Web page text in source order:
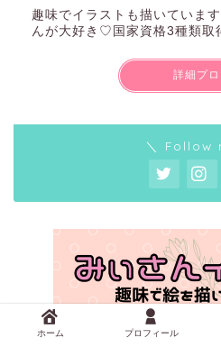
趣味でイラストも描いていま
んが大好き♡国家資格3種類取
詳細プロ
＼ Follow
ホーム プロフィール